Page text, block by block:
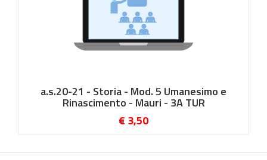
a.s.20-21 - Storia - Mod. 5 Umanesimo e
Rinascimento - Mauri - 3A TUR
€ 3,50